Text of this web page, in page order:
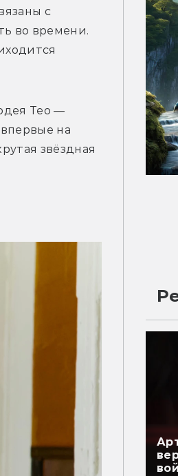
с
во времени.
Тео —
на
звёздная